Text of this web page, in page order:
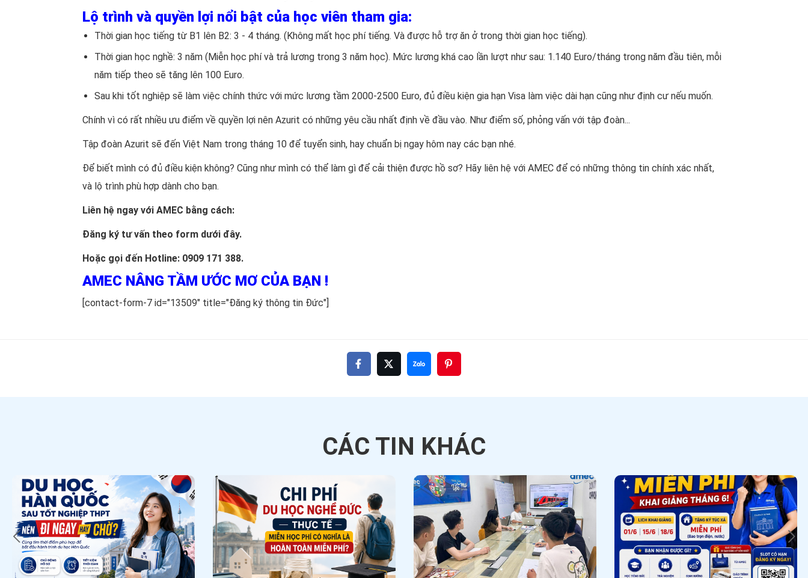
Lộ trình và quyền lợi nổi bật của học viên tham gia:
Thời gian học tiếng từ B1 lên B2: 3 - 4 tháng. (Không mất học phí tiếng. Và được hỗ trợ ăn ở trong thời gian học tiếng).
Thời gian học nghề: 3 năm (Miễn học phí và trả lương trong 3 năm học). Mức lương khá cao lần lượt như sau: 1.140 Euro/tháng trong năm đầu tiên, mỗi
năm tiếp theo sẽ tăng lên 100 Euro.
Sau khi tốt nghiệp sẽ làm việc chính thức với mức lương tầm 2000-2500 Euro, đủ điều kiện gia hạn Visa làm việc dài hạn cũng như định cư nếu muốn.
Chính vì có rất nhiều ưu điểm về quyền lợi nên Azurit có những yêu cầu nhất định về đầu vào. Như điểm số, phỏng vấn với tập đoàn...
Tập đoàn Azurit sẽ đến Việt Nam trong tháng 10 để tuyển sinh, hay chuẩn bị ngay hôm nay các bạn nhé.
Để biết mình có đủ điều kiện không? Cũng như mình có thể làm gì để cải thiện được hồ sơ? Hãy liên hệ với AMEC để có những thông tin chính xác nhất,
và lộ trình phù hợp dành cho bạn.
Liên hệ ngay với AMEC bằng cách:
Đăng ký tư vấn theo form dưới đây.
Hoặc gọi đến Hotline: 0909 171 388.
AMEC NÂNG TẦM ƯỚC MƠ CỦA BẠN !
[contact-form-7 id="13509" title="Đăng ký thông tin Đức"]
CÁC TIN KHÁC